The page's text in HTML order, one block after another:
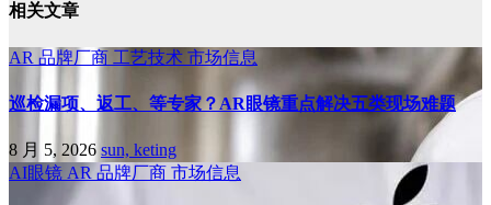
相关文章
AR 品牌厂商 工艺技术 市场信息
巡检漏项、返工、等专家？AR眼镜重点解决五类现场难题
8 月 5, 2026 sun, keting
AI眼镜 AR 品牌厂商 市场信息